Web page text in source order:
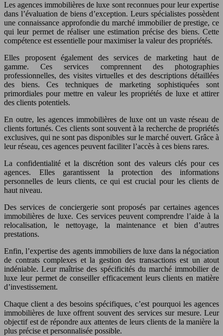
Les agences immobilières de luxe sont reconnues pour leur expertise
dans l’évaluation de biens d’exception. Leurs spécialistes possèdent
une connaissance approfondie du marché immobilier de prestige, ce
qui leur permet de réaliser une estimation précise des biens. Cette
compétence est essentielle pour maximiser la valeur des propriétés.
Elles proposent également des services de marketing haut de
gamme. Ces services comprennent des photographies
professionnelles, des visites virtuelles et des descriptions détaillées
des biens. Ces techniques de marketing sophistiquées sont
primordiales pour mettre en valeur les propriétés de luxe et attirer
des clients potentiels.
En outre, les agences immobilières de luxe ont un vaste réseau de
clients fortunés. Ces clients sont souvent à la recherche de propriétés
exclusives, qui ne sont pas disponibles sur le marché ouvert. Grâce à
leur réseau, ces agences peuvent faciliter l’accès à ces biens rares.
La confidentialité et la discrétion sont des valeurs clés pour ces
agences. Elles garantissent la protection des informations
personnelles de leurs clients, ce qui est crucial pour les clients de
haut niveau.
Des services de conciergerie sont proposés par certaines agences
immobilières de luxe. Ces services peuvent comprendre l’aide à la
relocalisation, le nettoyage, la maintenance et bien d’autres
prestations.
Enfin, l’expertise des agents immobiliers de luxe dans la négociation
de contrats complexes et la gestion des transactions est un atout
indéniable. Leur maîtrise des spécificités du marché immobilier de
luxe leur permet de conseiller efficacement leurs clients en matière
d’investissement.
Chaque client a des besoins spécifiques, c’est pourquoi les agences
immobilières de luxe offrent souvent des services sur mesure. Leur
objectif est de répondre aux attentes de leurs clients de la manière la
plus précise et personnalisée possible.